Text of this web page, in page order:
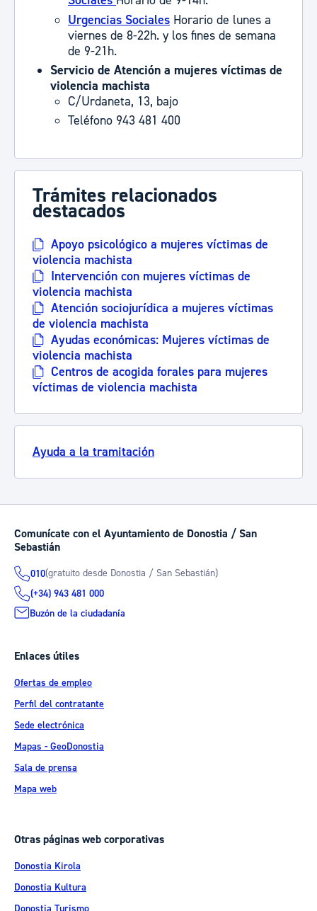
Urgencias Sociales Horario de lunes a
viernes de 8-22h. y los fines de semana
de 9-21h.
Servicio de Atención a mujeres víctimas de
violencia machista
C/Urdaneta, 13, bajo
Teléfono 943 481 400
Trámites relacionados
destacados
Apoyo psicológico a mujeres víctimas de
violencia machista
Intervención con mujeres víctimas de
violencia machista
Atención sociojurídica a mujeres víctimas
de violencia machista
Ayudas económicas: Mujeres víctimas de
violencia machista
Centros de acogida forales para mujeres
víctimas de violencia machista
Ayuda a la tramitación
Comunícate con el Ayuntamiento de Donostia / San
Sebastián
010(gratuito desde Donostia / San Sebastián)
(+34) 943 481 000
Buzón de la ciudadanía
Enlaces útiles
Ofertas de empleo
Perfil del contratante
Sede electrónica
Mapas - GeoDonostia
Sala de prensa
Mapa web
Otras páginas web corporativas
Donostia Kirola
Donostia Kultura
Donostia Turismo